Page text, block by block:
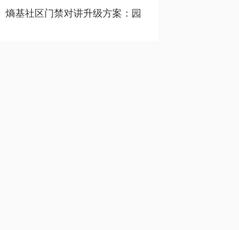
区与校园场景整合改造路径
熵基社区门禁对讲升级方案：园